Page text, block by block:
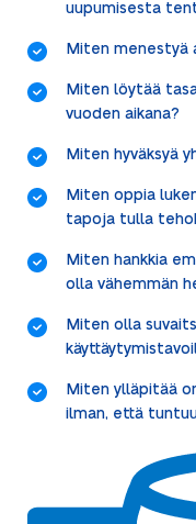
uupumisesta
Miten menestyä
Miten löytää
vuoden aikana?
Miten hyväksyä
Miten oppia
tapoja tulla
Miten hankkia
olla vähemmän
Miten olla
Miten ylläpitää
ilman, että